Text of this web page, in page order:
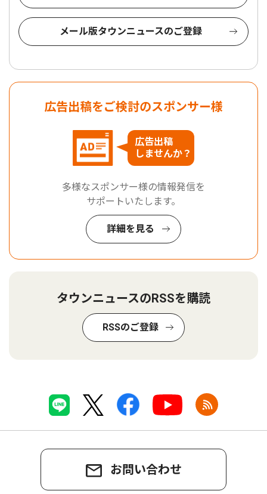
メール版タウンニュースのご登録
広告出稿をご検討のスポンサー様
広告出稿
しませんか？
多様なスポンサー様の情報発信を
サポートいたします。
詳細を見る
タウンニュースのRSSを購読
RSSのご登録
お問い合わせ